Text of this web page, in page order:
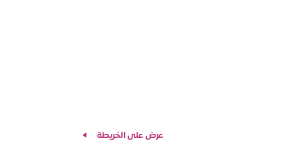
عرض على الخريطة